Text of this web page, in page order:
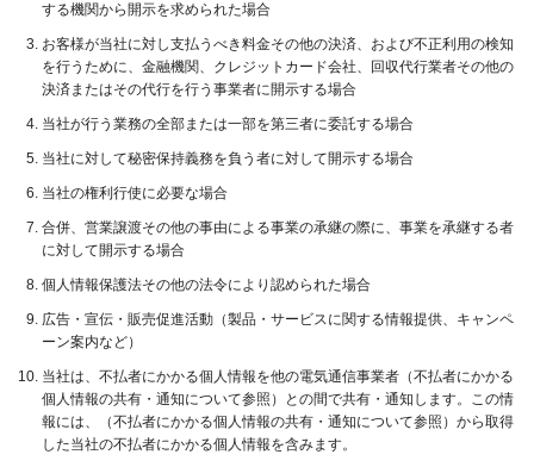
する機関から開示を求められた場合
お客様が当社に対し支払うべき料金その他の決済、および不正利用の検知
を行うために、金融機関、クレジットカード会社、回収代行業者その他の
決済またはその代行を行う事業者に開示する場合
当社が行う業務の全部または一部を第三者に委託する場合
当社に対して秘密保持義務を負う者に対して開示する場合
当社の権利行使に必要な場合
合併、営業譲渡その他の事由による事業の承継の際に、事業を承継する者
に対して開示する場合
個人情報保護法その他の法令により認められた場合
広告・宣伝・販売促進活動（製品・サービスに関する情報提供、キャンペ
ーン案内など）
当社は、不払者にかかる個人情報を他の電気通信事業者（不払者にかかる
個人情報の共有・通知について参照）との間で共有・通知します。この情
報には、（不払者にかかる個人情報の共有・通知について参照）から取得
した当社の不払者にかかる個人情報を含みます。